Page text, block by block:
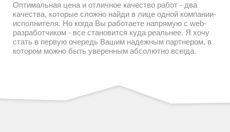
Оптимальная цена и отличное качество работ - два
качества, которые сложно найди в лице одной компании-
исполнителя. Но когда Вы работаете напрямую с web-
разработчиком - все становится куда реальнее. Я хочу
стать в первую очередь Вашим надежным партнером, в
котором можно быть уверенным абсолютно всегда.